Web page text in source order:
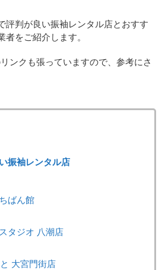
評判が良い振袖レンタル店とおすす
をご紹介します。
ンクも張っていますので、参考にさ
振袖レンタル店
ばん館
タジオ 八潮店
大宮門街店